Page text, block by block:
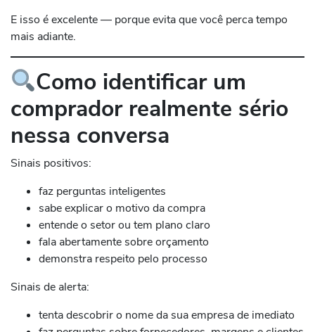
E isso é excelente — porque evita que você perca tempo
mais adiante.
Como identificar um
comprador realmente sério
nessa conversa
Sinais positivos:
faz perguntas inteligentes
sabe explicar o motivo da compra
entende o setor ou tem plano claro
fala abertamente sobre orçamento
demonstra respeito pelo processo
Sinais de alerta:
tenta descobrir o nome da sua empresa de imediato